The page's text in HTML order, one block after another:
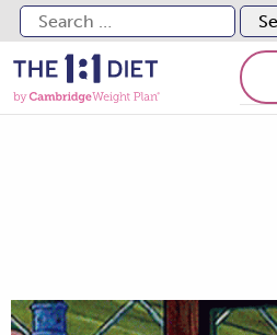
Search for: